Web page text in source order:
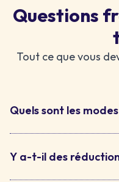
Questions
Tout ce que vous
Quels sont les
Y a-t-il des